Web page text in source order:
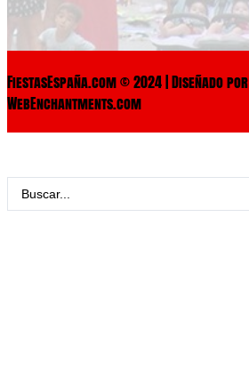
FiestasEspaña.com © 2024 | Diseñado por
WebEnchantments.com